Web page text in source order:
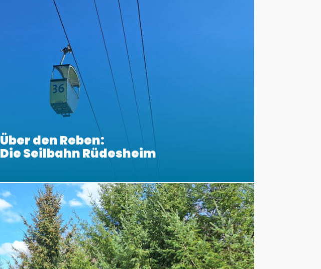
Über den Reben:
Die Seilbahn Rüdesheim